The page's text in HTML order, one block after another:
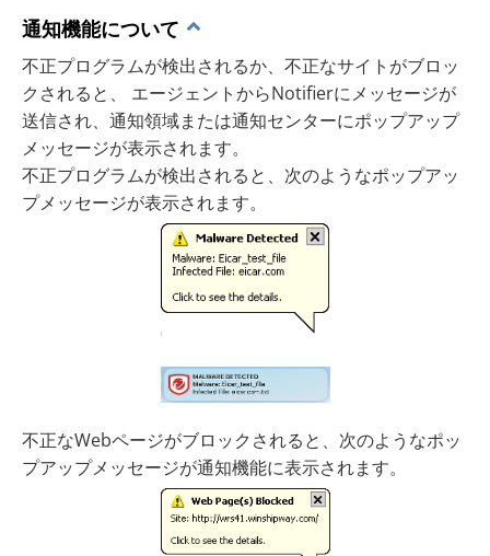
通知機能について
不正プログラムが検出されるか、不正なサイトがブロッ
クされると、 エージェントからNotifierにメッセージが
送信され、通知領域または通知センターにポップアップ
メッセージが表示されます。
不正プログラムが検出されると、次のようなポップアッ
プメッセージが表示されます。
不正なWebページがブロックされると、次のようなポッ
プアップメッセージが通知機能に表示されます。